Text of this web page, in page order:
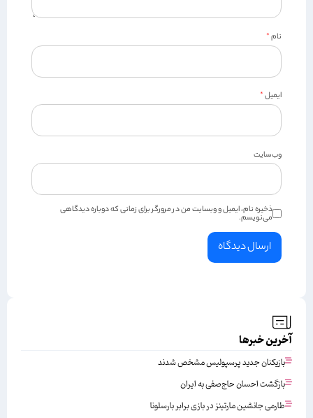
نام*
ایمیل*
وب‌سایت
ذخیره نام، ایمیل و وبسایت من در مرورگر برای زمانی که دوباره دیدگاهی
می‌نویسم.
آخرین خبرها
بازیکنان جدید پرسپولیس مشخص شدند
بازگشت احسان حاج‌صفی به ایران
طارمی جانشین مارتینز در بازی برابر بارسلونا